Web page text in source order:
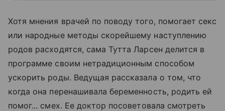
Хотя мнения врачей по поводу того, помогает секс
или народные методы скорейшему наступлению
родов расходятся, сама Тутта Ларсен делится в
программе своим нетрадиционным способом
ускорить роды. Ведущая рассказала о том, что
когда она перенашивала беременность, родить ей
помог... смех. Ее доктор посоветовала смотреть